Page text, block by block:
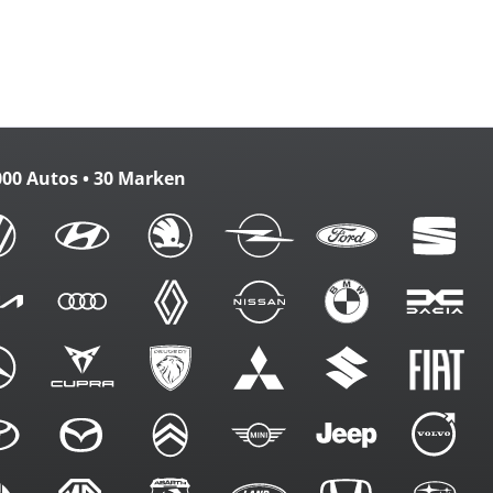
Autos • 30 Marken